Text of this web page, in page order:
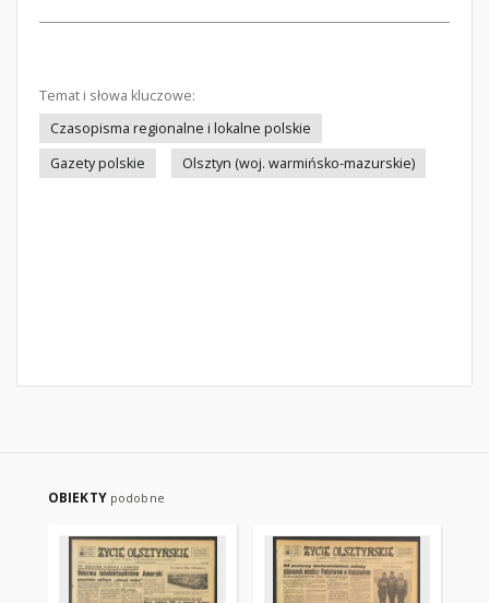
Temat i słowa kluczowe:
Czasopisma regionalne i lokalne polskie
Gazety polskie
Olsztyn (woj. warmińsko-mazurskie)
OBIEKTY podobne